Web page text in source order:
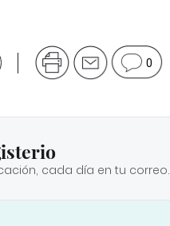
0
cada día en tu correo.